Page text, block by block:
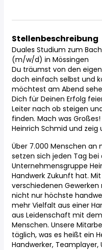
Stellenbeschreibung
Duales Studium zum
(m/w/d) in Mössingen
Du träumst von den
doch einfach selbst und
möchtest am Abend
Dich für Deinen Erfolg
Leiter nach ob steigen
finden. Mach was
Heinrich Schmid und zeig
Über 7.000 Menschen an
setzen sich jeden Tag
Unternehmensgruppe
Handwerk Zukunft hat.
verschiedenen
nicht nur höchste
mehr Vielfalt aus einer
aus Leidenschaft mit
Menschen. Unsere
täglich, was es heißt ein
Handwerker,